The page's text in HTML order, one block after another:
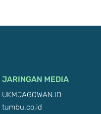
JARINGAN MEDIA
UKMJAGOWAN.ID
tumbu.co.id